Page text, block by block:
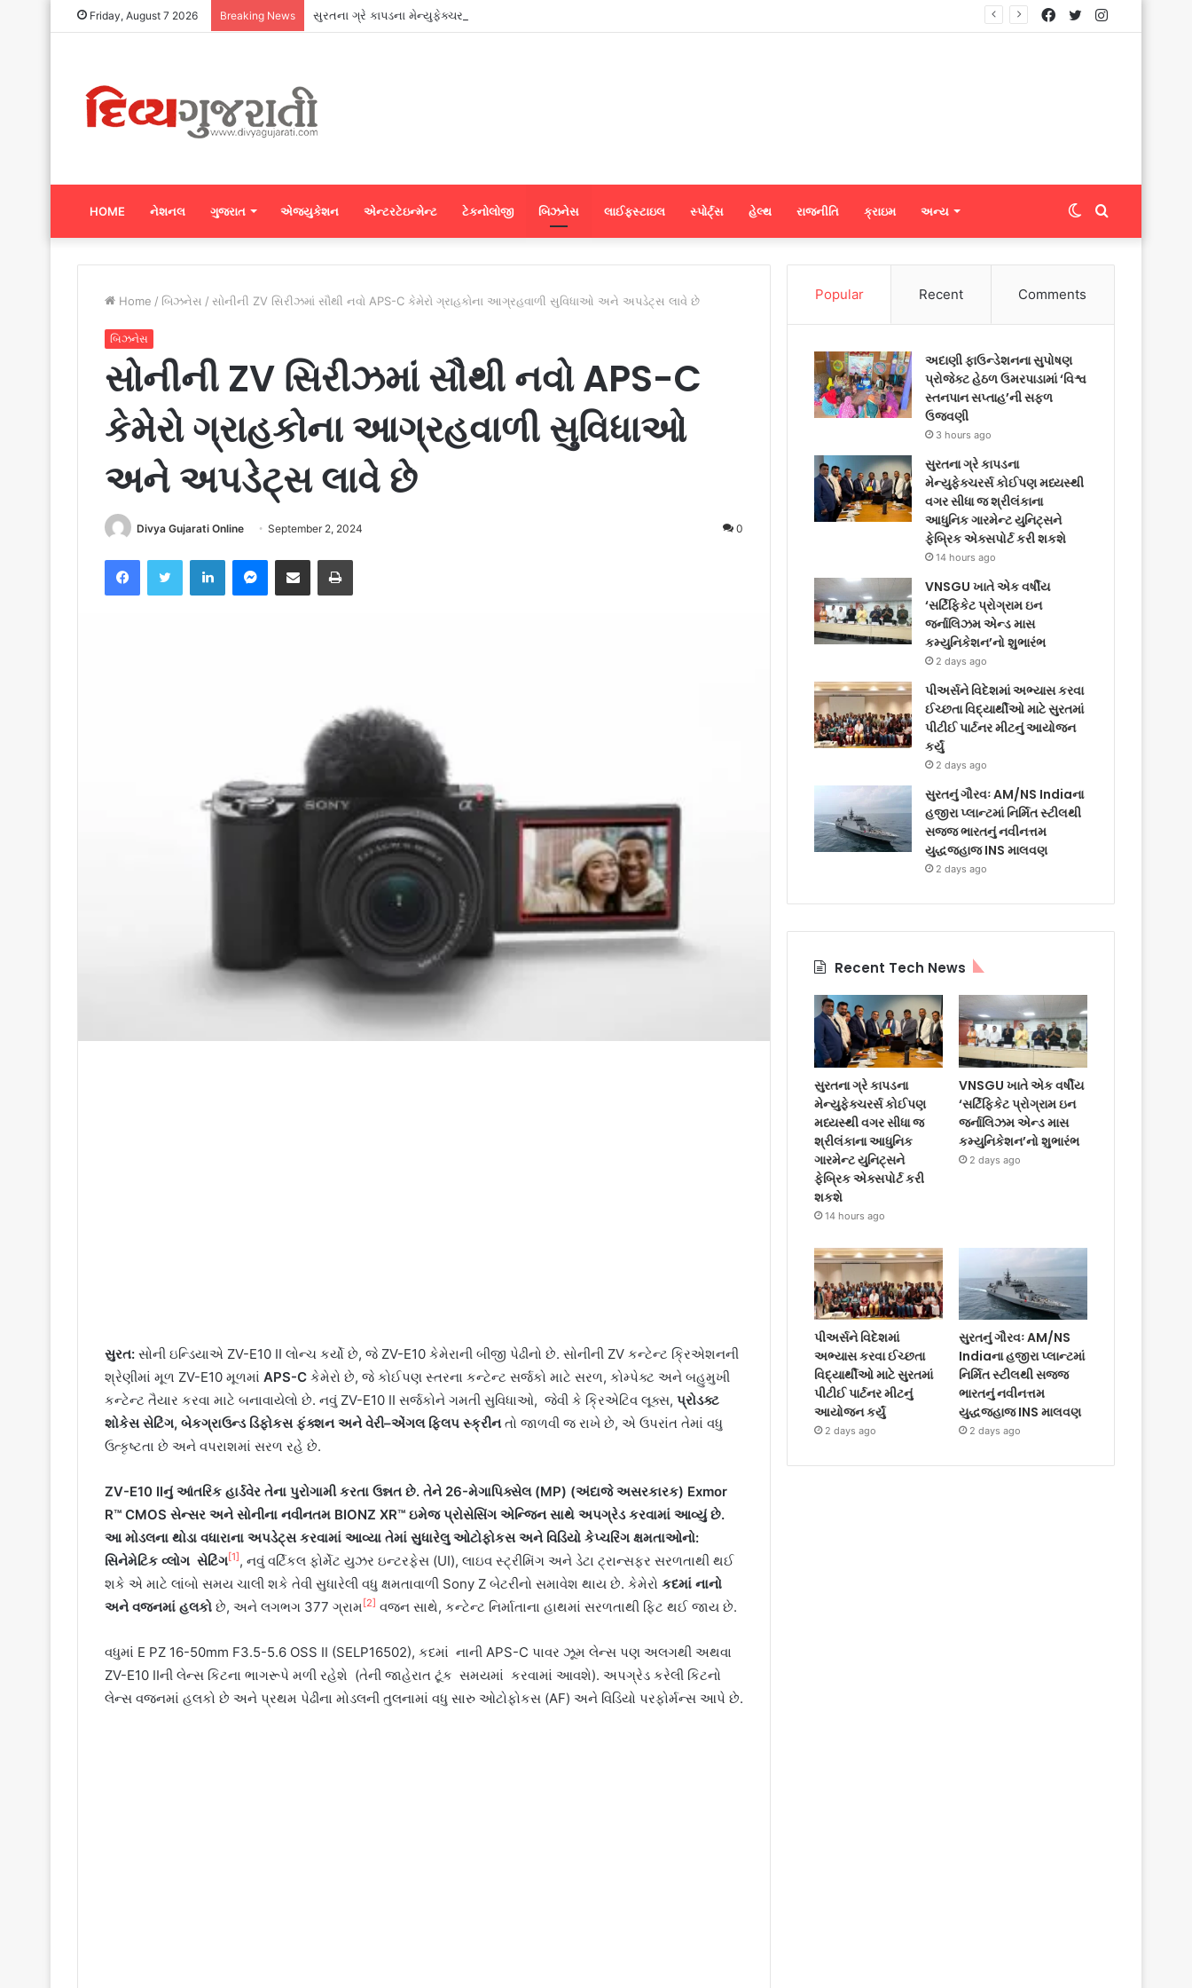
Friday, August 7 2026 Breaking News સુરતના ગ્રે કાપડના મેન્યુફેક્ચરર્સ કોઈપણ મધ્યસ્થી વગર સીધા જ શ્રીલંકાના આધુનિક ગારમેન્ટ યુનિટ્સને ફેબ્રિક એક્સપોર્ટ કરી શકશે Instagram
Twitter
Facebook
HOME નેશનલ ગુજરાત એજ્યુકેશન એન્ટરટેઇન્મેન્ટ ટેકનોલોજી બિઝનેસ લાઈફસ્ટાઇલ સ્પોર્ટ્સ હેલ્થ રાજનીતિ ક્રાઇમ અન્ય Search
for
Switch
skin
Home / બિઝનેસ / સોનીની ZV સિરીઝમાં સૌથી નવો APS-C કેમેરો ગ્રાહકોના આગ્રહવાળી સુવિધાઓ અને અપડેટ્સ લાવે છે
બિઝનેસ
સોનીની ZV સિરીઝમાં સૌથી નવો APS-C
કેમેરો ગ્રાહકોના આગ્રહવાળી સુવિધાઓ
અને અપડેટ્સ લાવે છે
Divya Gujarati Online September 2, 2024 0
FacebookTwitter LinkedInMessenger
Share via Email Print
સુરત: સોની ઇન્ડિયાએ ZV-E10 II લોન્ચ કર્યો છે, જે ZV-E10 કેમેરાની બીજી પેઢીનો છે. સોનીની ZV કન્ટેન્ટ ક્રિએશનની
શ્રેણીમાં મૂળ ZV-E10 મૂળમાં APS-C કેમેરો છે, જે કોઈપણ સ્તરના કન્ટેન્ટ સર્જકો માટે સરળ, કોમ્પેક્ટ અને બહુમુખી
કન્ટેન્ટ તૈયાર કરવા માટે બનાવાયેલો છે. નવું ZV-E10 II સર્જકોને ગમતી સુવિધાઓ, જેવી કે ક્રિએટિવ લૂક્સ, પ્રોડક્ટ
શોકેસ સેટિંગ, બેકગ્રાઉન્ડ ડિફોકસ ફંક્શન અને વેરી–એંગલ ફ્લિપ સ્ક્રીનતો જાળવી જ રાખે છે, એ ઉપરાંત તેમાં વધુ
ઉત્કૃષ્ટતા છે અને વપરાશમાં સરળ રહે છે.
ZV-E10 IIનું આંતરિક હાર્ડવેર તેના પુરોગામી કરતા ઉન્નત છે. તેને 26-મેગાપિક્સેલ(MP) (અંદાજે અસરકારક) Exmor
R™ CMOS સેન્સર અને સોનીના નવીનતમ BIONZ XR™ ઇમેજ પ્રોસેસિંગ એન્જિન સાથે અપગ્રેડ કરવામાં આવ્યું છે.
આ મોડલના થોડા વધારાના અપડેટ્સ કરવામાં આવ્યા તેમાં સુધારેલુ ઓટોફોકસ અને વિડિયો કેપ્ચરિંગ ક્ષમતાઓનો:
સિનેમેટિક વ્લોગ સેટિંગ[1] , નવું વર્ટિકલ ફોર્મેટ યુઝર ઇન્ટરફેસ (UI), લાઇવ સ્ટ્રીમિંગ અને ડેટા ટ્રાન્સફર સરળતાથી થઈ
શકે એ માટે લાંબો સમય ચાલી શકે તેવી સુધારેલી વધુ ક્ષમતાવાળી Sony Z બેટરીનો સમાવેશ થાય છે. કેમેરો કદમાં નાનો
અને વજનમાં હલકો છે, અને લગભગ 377 ગ્રામ [2] વજન સાથે, કન્ટેન્ટ નિર્માતાના હાથમાં સરળતાથી ફિટ થઈ જાય છે.
વધુમાં E PZ 16-50mm F3.5-5.6 OSS II (SELP16502), કદમાં નાની APS-C પાવર ઝૂમ લેન્સ પણ અલગથી અથવા
ZV-E10 IIની લેન્સ કિટના ભાગરૂપે મળી રહેશે (તેની જાહેરાત ટૂંક સમયમાં કરવામાં આવશે). અપગ્રેડ કરેલી કિટનો
લેન્સ વજનમાં હલકો છે અને પ્રથમ પેઢીના મોડલની તુલનામાં વધુ સારુ ઓટોફોકસ (AF) અને વિડિયો પરફોર્મન્સ આપે છે.
Popular Recent Comments
અદાણી ફાઉન્ડેશનના સુપોષણ
પ્રોજેક્ટ હેઠળ ઉમરપાડામાં ‘વિશ્વ
સ્તનપાન સપ્તાહ’ની સફળ
ઉજવણી
3 hours ago
સુરતના ગ્રે કાપડના
મેન્યુફેક્ચરર્સ કોઈપણ મધ્યસ્થી
વગર સીધા જ શ્રીલંકાના
આધુનિક ગારમેન્ટ યુનિટ્સને
ફેબ્રિક એક્સપોર્ટ કરી શકશે
14 hours ago
VNSGU ખાતે એક વર્ષીય
‘સર્ટિફિકેટ પ્રોગ્રામ ઇન
જર્નાલિઝમ એન્ડ માસ
કમ્યુનિકેશન’નો શુભારંભ
2 days ago
પીઅર્સને વિદેશમાં અભ્યાસ કરવા
ઈચ્છતા વિદ્યાર્થીઓ માટે સુરતમાં
પીટીઈ પાર્ટનર મીટનું આયોજન
કર્યું
2 days ago
સુરતનું ગૌરવઃ AM/NS Indiaના
હજીરા પ્લાન્ટમાં નિર્મિત સ્ટીલથી
સજ્જ ભારતનું નવીનત્તમ
યુદ્ધજહાજ INS માલવણ
2 days ago
Recent Tech News
સુરતના ગ્રે કાપડના
મેન્યુફેક્ચરર્સ કોઈપણ
મધ્યસ્થી વગર સીધા જ
શ્રીલંકાના આધુનિક
ગારમેન્ટ યુનિટ્સને
ફેબ્રિક એક્સપોર્ટ કરી
શકશે
14 hours ago
VNSGU ખાતે એક વર્ષીય
‘સર્ટિફિકેટ પ્રોગ્રામ ઇન
જર્નાલિઝમ એન્ડ માસ
કમ્યુનિકેશન’નો શુભારંભ
2 days ago
પીઅર્સને વિદેશમાં
અભ્યાસ કરવા ઈચ્છતા
વિદ્યાર્થીઓ માટે સુરતમાં
પીટીઈ પાર્ટનર મીટનું
આયોજન કર્યું
2 days ago
સુરતનું ગૌરવઃ AM/NS
Indiaના હજીરા પ્લાન્ટમાં
નિર્મિત સ્ટીલથી સજ્જ
ભારતનું નવીનત્તમ
યુદ્ધજહાજ INS માલવણ
2 days ago